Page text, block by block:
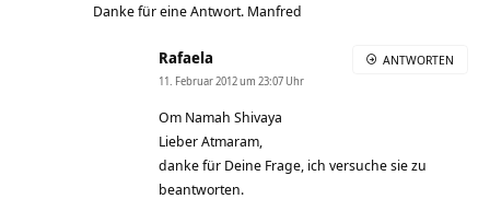
Danke für eine Antwort. Manfred
Rafaela
11. Februar 2012 um 23:07 Uhr
Om Namah Shivaya
Lieber Atmaram,
danke für Deine Frage, ich versuche sie zu
beantworten.
ANTWORTEN